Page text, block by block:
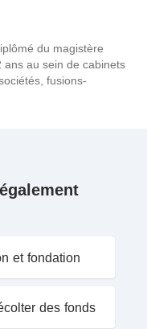
du magistère
ans au sein de cabinets
fusions-
et fondation
des fonds